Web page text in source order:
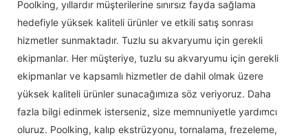
Poolking, yıllardır müşterilerine sınırsız fayda sağlama
hedefiyle yüksek kaliteli ürünler ve etkili satış sonrası
hizmetler sunmaktadır. Tuzlu su akvaryumu için gerekli
ekipmanlar. Her müşteriye, tuzlu su akvaryumu için gerekli
ekipmanlar ve kapsamlı hizmetler de dahil olmak üzere
yüksek kaliteli ürünler sunacağımıza söz veriyoruz. Daha
fazla bilgi edinmek isterseniz, size memnuniyetle yardımcı
oluruz. Poolking, kalıp ekstrüzyonu, tornalama, frezeleme,